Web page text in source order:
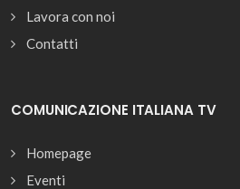
Lavora con noi
Contatti
COMUNICAZIONE ITALIANA TV
Homepage
Eventi